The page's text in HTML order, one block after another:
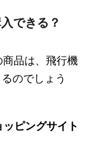
できる？
品は、飛行機
のでしょう
ッピングサイト